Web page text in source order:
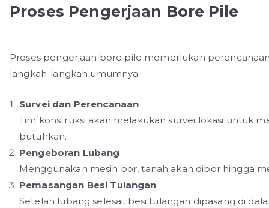
Proses Pengerjaan Bore Pile
Proses pengerjaan bore pile memerlukan
langkah-langkah umumnya:
Survei dan Perencanaan
Tim konstruksi akan melakukan survei lokasi untuk
butuhkan.
Pengeboran Lubang
Menggunakan mesin bor, tanah akan dibor hingga
Pemasangan Besi Tulangan
Setelah lubang selesai, besi tulangan dipasang di